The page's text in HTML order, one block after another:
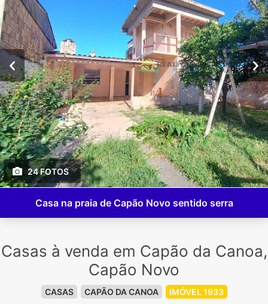
24 FOTOS
Casa na praia de Capão Novo sentido serra
Casas à venda em Capão da Canoa,
Capão Novo
CASAS CAPÃO DA CANOA IMÓVEL 1933